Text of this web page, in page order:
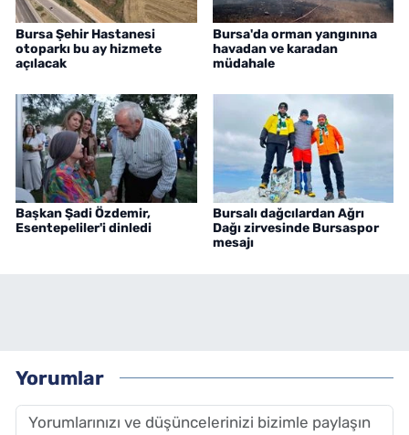
Bursa Şehir Hastanesi
otoparkı bu ay hizmete
açılacak
Bursa'da orman yangınına
havadan ve karadan
müdahale
Başkan Şadi Özdemir,
Esentepeliler'i dinledi
Bursalı dağcılardan Ağrı
Dağı zirvesinde Bursaspor
mesajı
Yorumlar